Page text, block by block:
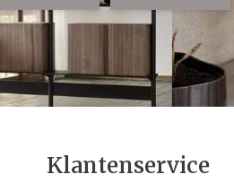
Klantenservice